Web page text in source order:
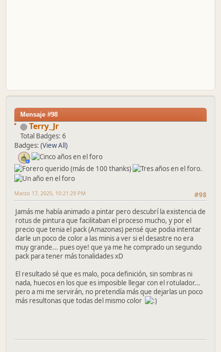
Mensaje #98
Terry_Jr
Total Badges: 6
Badges: (View All)
#98
Marzo 17, 2025, 10:21:29 PM
Jamás me había animado a pintar pero descubrí la existencia de
rotus de pintura que facilitaban el proceso mucho, y por el
precio que tenia el pack (Amazonas) pensé que podia intentar
darle un poco de color a las minis a ver si el desastre no era
muy grande... pues oye! que ya me he comprado un segundo
pack para tener más tonalidades xD
El resultado sé que es malo, poca definición, sin sombras ni
nada, huecos en los que es imposible llegar con el rotulador...
pero a mi me servirán, no pretendía más que dejarlas un poco
más resultonas que todas del mismo color